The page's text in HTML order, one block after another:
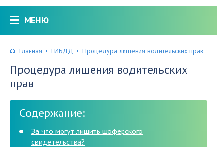
МЕНЮ
Главная ГИБДД Процедура лишения водительских прав
Процедура лишения водительских
прав
Содержание:
За что могут лишить шоферского
свидетельства?